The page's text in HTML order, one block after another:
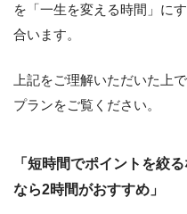
を「一生を変える時間」に
合います。
上記をご理解いただいた上
プランをご覧ください。
「短時間でポイントを絞
なら2時間がおすすめ」